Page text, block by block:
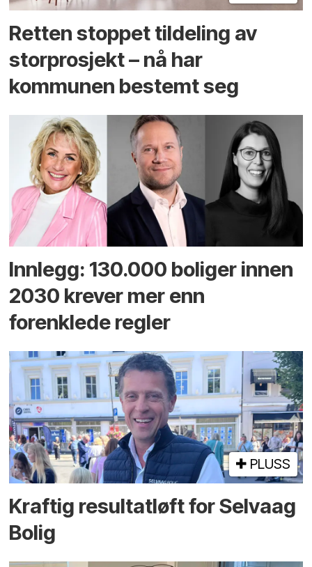
Retten stoppet tildeling av
storprosjekt – nå har
kommunen bestemt seg
Innlegg: 130.000 boliger innen
2030 krever mer enn
forenklede regler
PLUSS
Kraftig resultatløft for Selvaag
Bolig